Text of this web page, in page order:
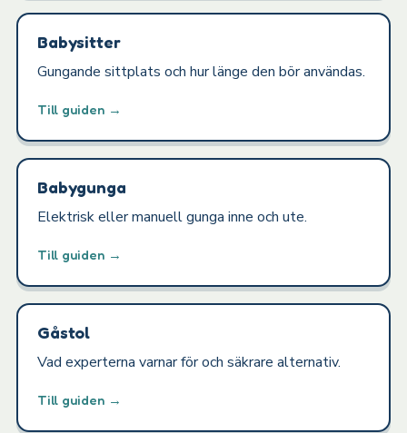
Babysitter
Gungande sittplats och hur länge den bör användas.
Till guiden →
Babygunga
Elektrisk eller manuell gunga inne och ute.
Till guiden →
Gåstol
Vad experterna varnar för och säkrare alternativ.
Till guiden →